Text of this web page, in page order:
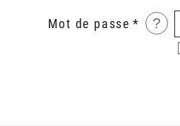
Mot de passe ?